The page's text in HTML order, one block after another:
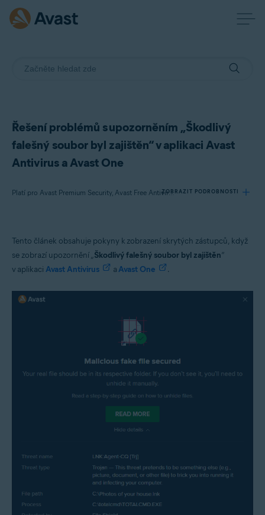
Řešení problémů s upozorněním „Škodlivý
falešný soubor byl zajištěn“ v aplikaci Avast
Antivirus a Avast One
Platí pro Avast Premium Security, Avast Free Antivirus, Avast One
ZOBRAZIT PODROBNOSTI
Produkty:
Avast Premium Security
Avast One
Operační systémy:
Tento článek obsahuje pokyny k zobrazení skrytých zástupců, když
se zobrazí upozornění „Škodlivý falešný soubor byl zajištěn“
v aplikaci Avast Antivirus aAvast One .